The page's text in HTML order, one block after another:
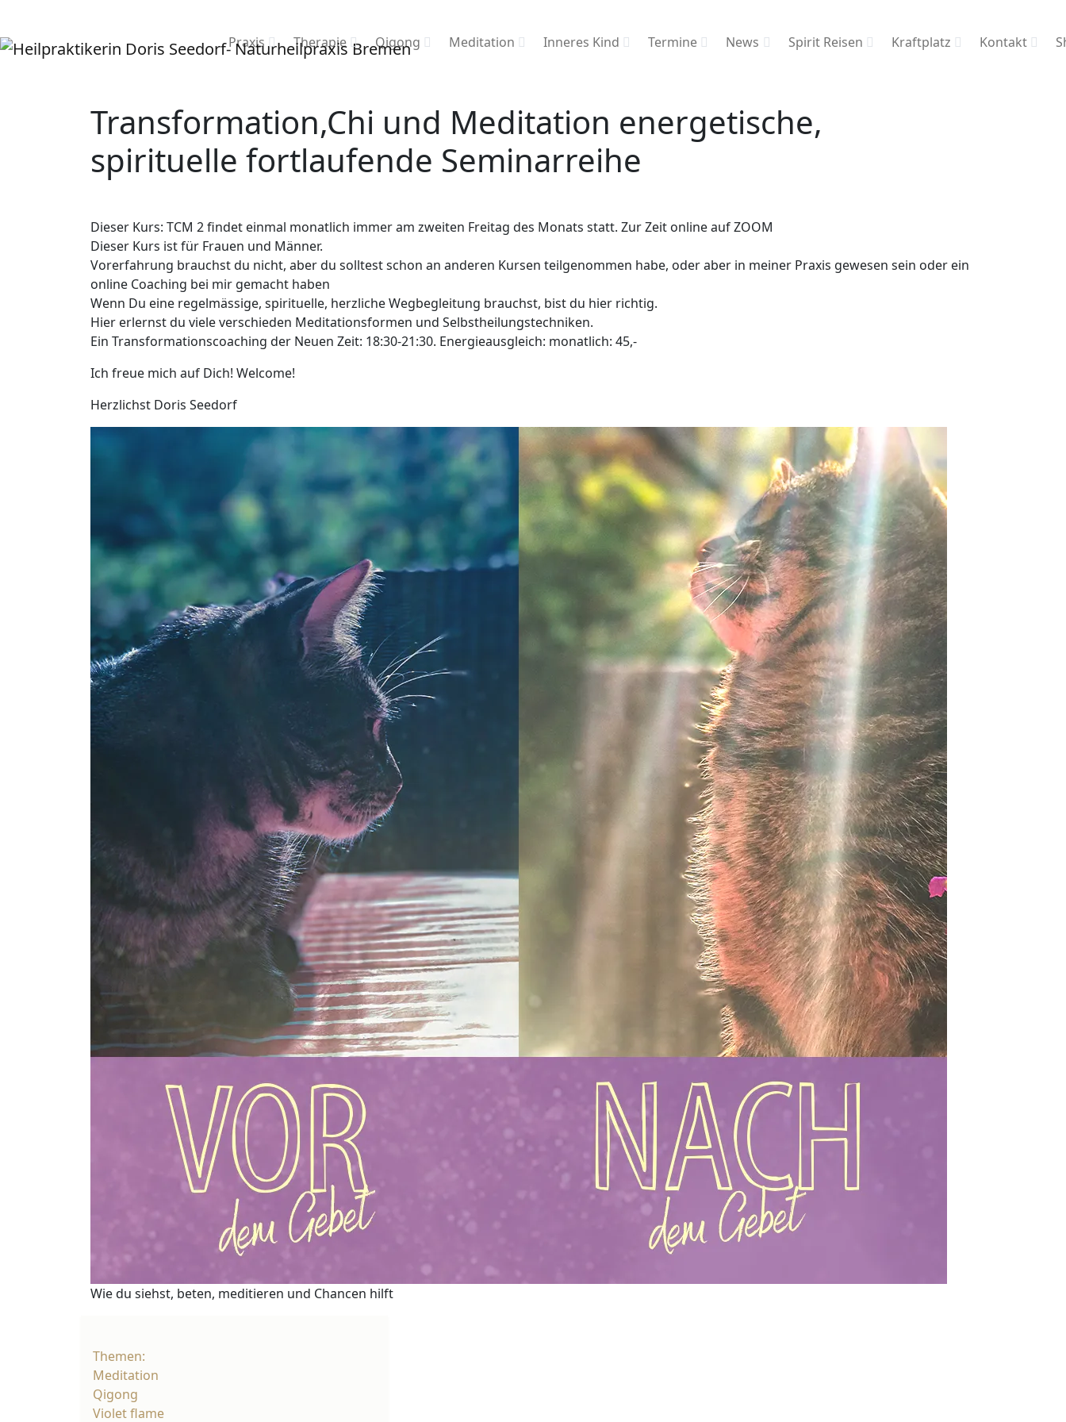
Praxis Therapie Qigong Meditation Inneres Kind Termine News Spirit Reisen Kraftplatz Kontakt
Transformation,Chi und Meditation energetische,
spirituelle fortlaufende Seminarreihe
Dieser Kurs: TCM 2 findet einmal monatlich immer am zweiten Freitag des Monats statt. Zur Zeit online auf ZOOM
Dieser Kurs ist für Frauen und Männer.
Vorerfahrung brauchst du nicht, aber du solltest schon an anderen Kursen teilgenommen habe, oder aber in meiner Praxis gewesen sein oder ein
online Coaching bei mir gemacht haben
Wenn Du eine regelmässige, spirituelle, herzliche Wegbegleitung brauchst, bist du hier richtig.
Hier erlernst du viele verschieden Meditationsformen und Selbstheilungstechniken.
Ein Transformationscoaching der Neuen Zeit: 18:30-21:30. Energieausgleich: monatlich: 45,-
Ich freue mich auf Dich! Welcome!
Herzlichst Doris Seedorf
Wie du siehst, beten, meditieren und Chancen hilft
Themen:
Meditation
Qigong
Violet flame